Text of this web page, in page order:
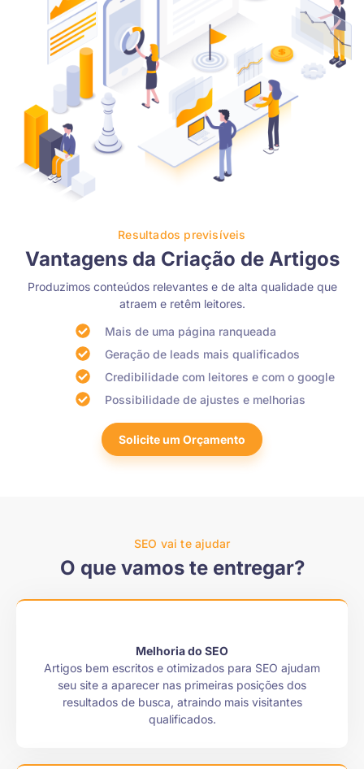
Resultados previsíveis
Vantagens da Criação de Artigos
Produzimos conteúdos relevantes e de alta qualidade que
atraem e retêm leitores.
Mais de uma página ranqueada
Geração de leads mais qualificados
Credibilidade com leitores e com o google
Possibilidade de ajustes e melhorias
Solicite um Orçamento
SEO vai te ajudar
O que vamos te entregar?
Melhoria do SEO
Artigos bem escritos e otimizados para SEO ajudam
seu site a aparecer nas primeiras posições dos
resultados de busca, atraindo mais visitantes
qualificados.